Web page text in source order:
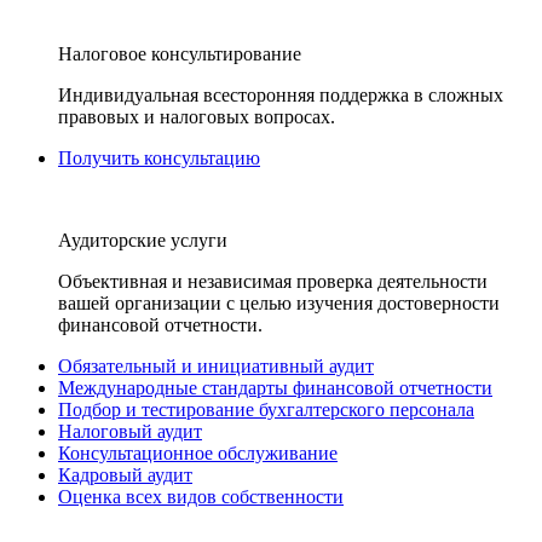
Налоговое консультирование
Индивидуальная всесторонняя поддержка в сложных
правовых и налоговых вопросах.
Получить консультацию
Аудиторские услуги
Объективная и независимая проверка деятельности
вашей организации с целью изучения достоверности
финансовой отчетности.
Обязательный и инициативный аудит
Международные стандарты финансовой отчетности
Подбор и тестирование бухгалтерского персонала
Налоговый аудит
Консультационное обслуживание
Кадровый аудит
Оценка всех видов собственности